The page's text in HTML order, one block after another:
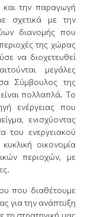
την παραγωγή
σχετικά με την
διανομής που
της χώρας
να διοχετευθεί
μεγάλες
Σύμβουλος της
πολλαπλά. Το
ενέργειας που
ενισχύοντας
του ενεργειακού
οικονομία
περιοχών, με
που διαθέτουμε
για την ανάπτυξη
στρατηγική μας